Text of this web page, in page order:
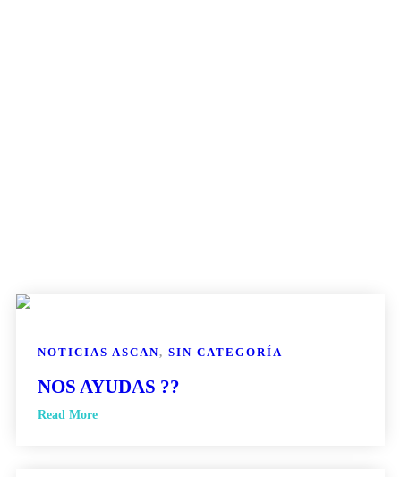
NOTICIAS ASCAN, SIN CATEGORÍA
NOS AYUDAS ??
Read More